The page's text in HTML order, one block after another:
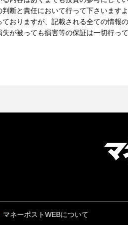
断と責任において行って下さいます
おりますが、記載される全ての情報
が被っても損害等の保証は一切行っ
マネーポストWEBについて